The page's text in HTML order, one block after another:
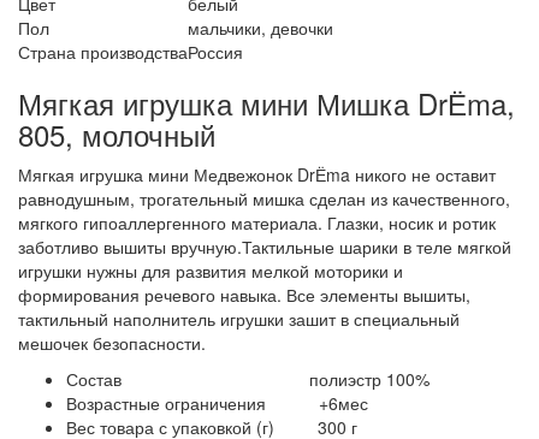
Пол
мальчики, девочки
Страна производстваРоссия
Мягкая игрушка мини Мишка DrЁma,
805, молочный
Мягкая игрушка мини Медвежонок DrЁma никого не оставит
равнодушным, трогательный мишка сделан из качественного,
мягкого гипоаллергенного материала. Глазки, носик и ротик
заботливо вышиты вручную.Тактильные шарики в теле мягкой
игрушки нужны для развития мелкой моторики и
формирования речевого навыка. Все элементы вышиты,
тактильный наполнитель игрушки зашит в специальный
мешочек безопасности.
Состав полиэстр 100%
Возрастные ограничения +6мес
Вес товара с упаковкой (г) 300 г